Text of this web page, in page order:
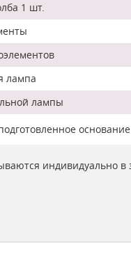
1 шт.
лампа
лампы
основание
индивидуально